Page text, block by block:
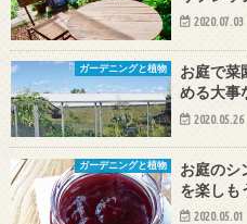
2020.07.03
ガーデニングと植物
お庭で菜
める大事
2020.05.26
ガーデニングと植物
お庭のシ
を楽しも
2020.05.01